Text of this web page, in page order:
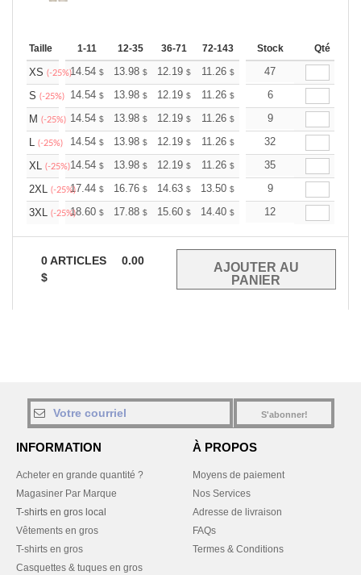
Taille 1-11 12-35 36-71 72-143 144-287 288 +
Stock Qté
XS (-25%)14.54 $ 13.98 $ 12.19 $ 11.26 $ 10.69$
47
S (-25%) 14.54 $ 13.98 $ 12.19 $ 11.26 $ 10.69
6
M (-25%) 14.54 $ 13.98 $ 12.19 $ 11.26 $ 10.69
9
L (-25%) 14.54 $ 13.98 $ 12.19 $ 11.26 $ 10.69$
32
XL (-25%)14.54 $ 13.98 $ 12.19 $ 11.26 $ 10.69$
35
2XL (-25%)17.44 $ 16.76 $ 14.63 $ 13.50 $ 12.83
9
3XL (-25%)18.60 $ 17.88 $ 15.60 $ 14.40 $ 13.68$
12
0ARTICLES
0.00
$
S'abonner!
INFORMATION
Acheter en grande quantité ?
Magasiner Par Marque
T-shirts en gros local
Vêtements en gros
T-shirts en gros
Casquettes & tuques en gros
À PROPOS
Moyens de paiement
Nos Services
Adresse de livraison
FAQs
Termes & Conditions